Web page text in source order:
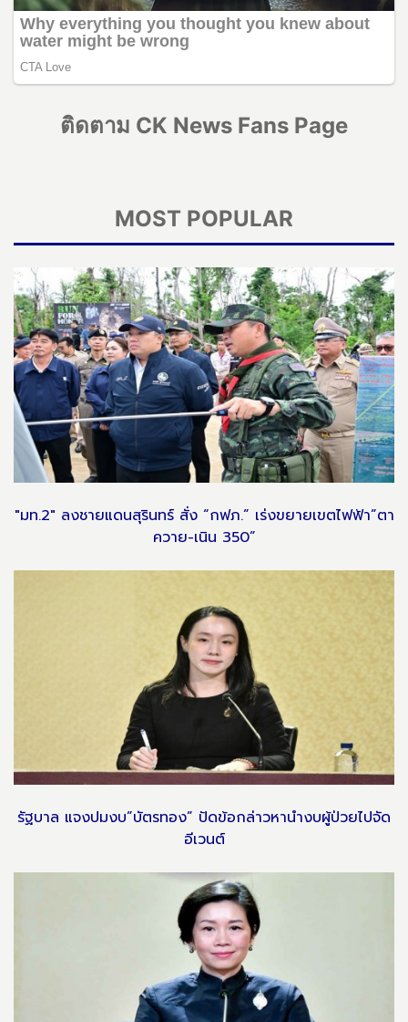
ติดตาม CK News Fans Page
MOST POPULAR
"มท.2" ลงชายแดนสุรินทร์ สั่ง “กฟภ.” เร่งขยายเขตไฟฟ้า”ตา
ควาย-เนิน 350”
รัฐบาล แจงปมงบ”บัตรทอง” ปัดข้อกล่าวหานำงบผู้ป่วยไปจัด
อีเวนต์